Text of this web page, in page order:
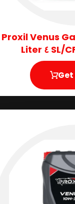
Proxil Venus